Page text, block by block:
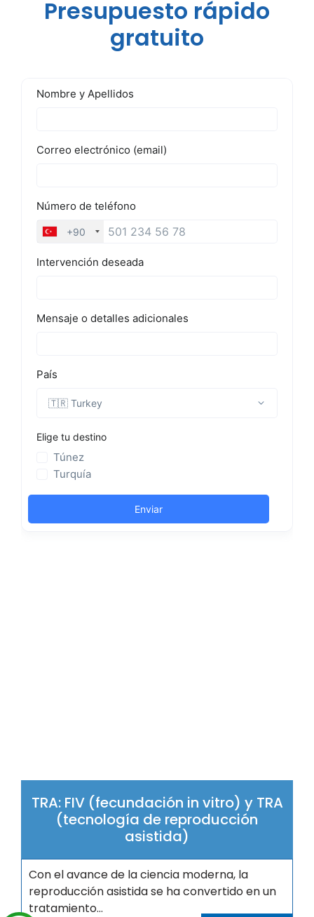
Presupuesto rápido
gratuito
TRA: FIV (fecundación in vitro) y TRA
(tecnología de reproducción
asistida)
Con el avance de la ciencia moderna, la
reproducción asistida se ha convertido en un
tratamiento...